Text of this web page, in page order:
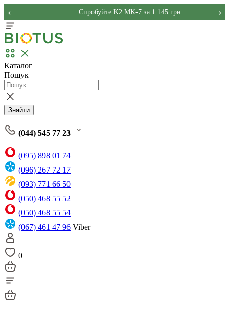
Спробуйте K2 MK-7 за 1 145 грн
‹ ›
Каталог
Пошук
Знайти
(044) 545 77 23
(095) 898 01 74
(096) 267 72 17
(093) 771 66 50
(050) 468 55 52
(050) 468 55 54
(067) 461 47 96 Viber
0